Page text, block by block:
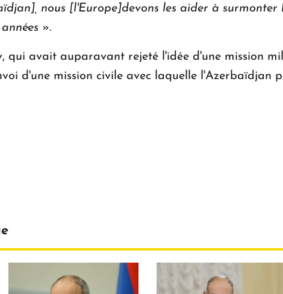
nous [l'Europe]devons les aider à surmonter
».
qui avait auparavant rejeté l'idée d'une mission
d'une mission civile avec laquelle l'Azerbaïdjan